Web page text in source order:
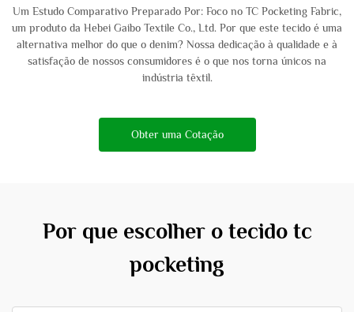
Um Estudo Comparativo Preparado Por: Foco no TC Pocketing Fabric,
um produto da Hebei Gaibo Textile Co., Ltd. Por que este tecido é uma
alternativa melhor do que o denim? Nossa dedicação à qualidade e à
satisfação de nossos consumidores é o que nos torna únicos na
indústria têxtil.
Obter uma Cotação
Por que escolher o tecido tc
pocketing